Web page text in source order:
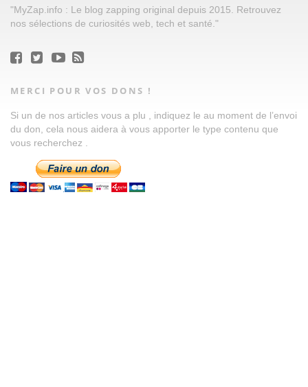
"MyZap.info : Le blog zapping original depuis 2015. Retrouvez
nos sélections de curiosités web, tech et santé."
MERCI POUR VOS DONS !
Si un de nos articles vous a plu , indiquez le au moment de l’envoi
du don, cela nous aidera à vous apporter le type contenu que
vous recherchez .